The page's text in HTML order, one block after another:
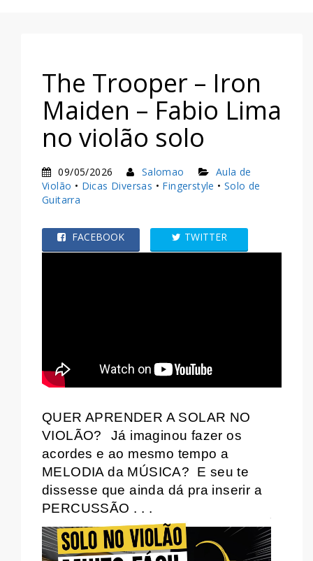
The Trooper – Iron
Maiden – Fabio Lima
no violão solo
09/05/2026 Salomao
Aula de
Violão • Dicas Diversas • Fingerstyle • Solo de
Guitarra
FACEBOOK TWITTER
QUER APRENDER A SOLAR NO
VIOLÃO?
Já imaginou fazer os
acordes e ao mesmo tempo a
MELODIA da MÚSICA? E seu te
dissesse que ainda dá pra inserir a
PERCUSSÃO . . .